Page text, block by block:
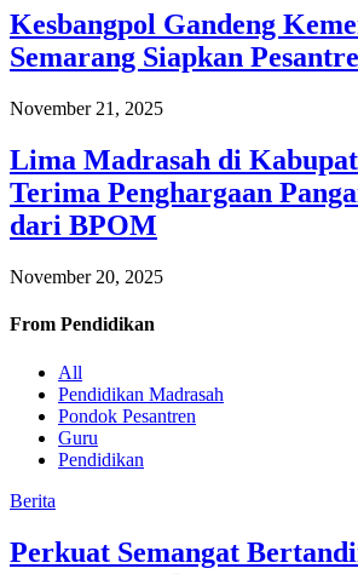
Kesbangpol Gandeng
Semarang Siapkan
November 21, 2025
Lima Madrasah di
Terima Penghargaan
dari BPOM
November 20, 2025
From Pendidikan
All
Pendidikan Madrasah
Pondok Pesantren
Guru
Pendidikan
Berita
Perkuat Semangat